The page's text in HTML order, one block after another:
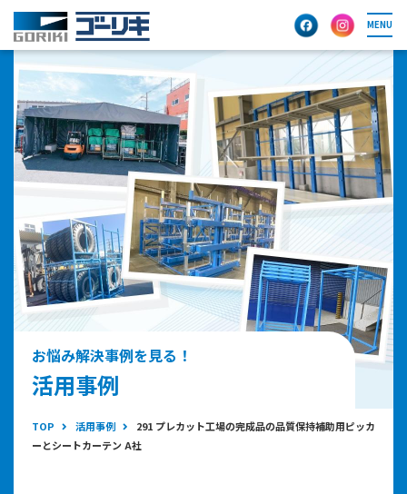
MENU
お悩み解決事例を見る！
活用事例
TOP 活用事例
291 プレカット工場の完成品の品質保持補助用ピッカ
ーとシートカーテン A社